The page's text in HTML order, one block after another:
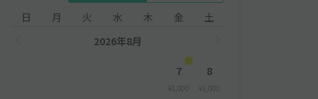
日
月 火 水 木 金
土
2026年8月
7
¥1,000
8
¥1,000